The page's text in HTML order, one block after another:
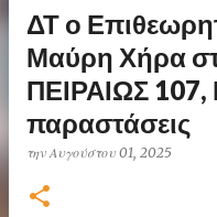
ΔΤ ο
Μαύρη Χήρα
ΠΕΙΡΑΙΩΣ 107,
παραστάσεις
τηνΑυγούστου 01, 2025